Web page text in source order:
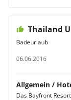
Thailand
Badeurlaub
06.06.2016
Allgemein /
Das Bayfront